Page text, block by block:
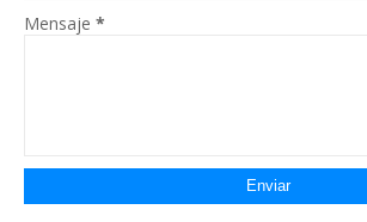
Mensaje *